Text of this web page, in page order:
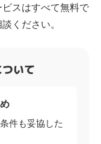
スはすべて無料で
ください。
いて
件も妥協した